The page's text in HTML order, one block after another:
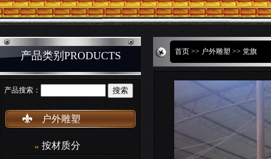
产品类别PRODUCTS
产品搜索：
户外雕塑
按材质分
首页 >> 户外雕塑 >> 党旗